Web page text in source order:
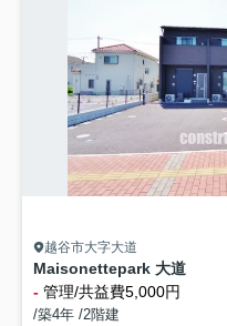
越谷市大字大道
Maisonettepark 大道
- 管理/共益費5,000円
/築4年 /2階建